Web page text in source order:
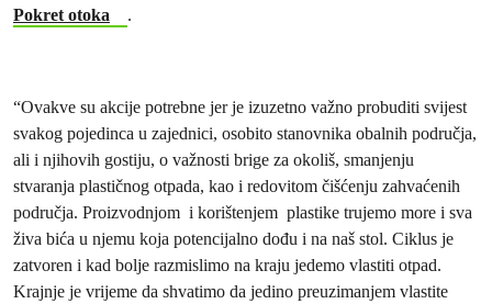
Pokret otoka
.
“Ovakve su akcije potrebne jer je izuzetno važno probuditi svijest
svakog pojedinca u zajednici, osobito stanovnika obalnih područja,
ali i njihovih gostiju, o važnosti brige za okoliš, smanjenju
stvaranja plastičnog otpada, kao i redovitom čišćenju zahvaćenih
područja. Proizvodnjom i korištenjem plastike trujemo more i sva
živa bića u njemu koja potencijalno dođu i na naš stol. Ciklus je
zatvoren i kad bolje razmislimo na kraju jedemo vlastiti otpad.
Krajnje je vrijeme da shvatimo da jedino preuzimanjem vlastite